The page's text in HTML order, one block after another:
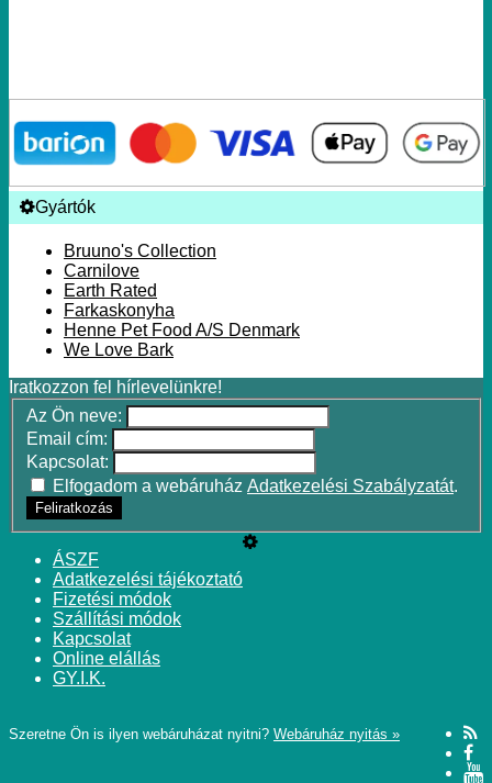
Gyártók
Bruuno's Collection
Carnilove
Earth Rated
Farkaskonyha
Henne Pet Food A/S Denmark
We Love Bark
Iratkozzon fel hírlevelünkre!
Az Ön neve:
Email cím:
Kapcsolat:
Elfogadom a webáruház Adatkezelési Szabályzatát.
Feliratkozás
ÁSZF
Adatkezelési tájékoztató
Fizetési módok
Szállítási módok
Kapcsolat
Online elállás
GY.I.K.
Szeretne Ön is ilyen webáruházat nyitni? Webáruház nyitás »